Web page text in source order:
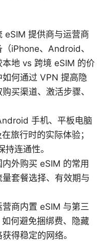
eSIM 提供商与运营商
iPhone、Android、
地 vs 跨境 eSIM 的价
何通过 VPN 提高隐
买渠道、激活步骤、
手机、平板电脑
旅行时的实际体验；
连通性。
外购买 eSIM 的常用
套餐选择、有效期与
商内置 eSIM 与第三
何避免捆绑费、隐藏
得稳定的网络。